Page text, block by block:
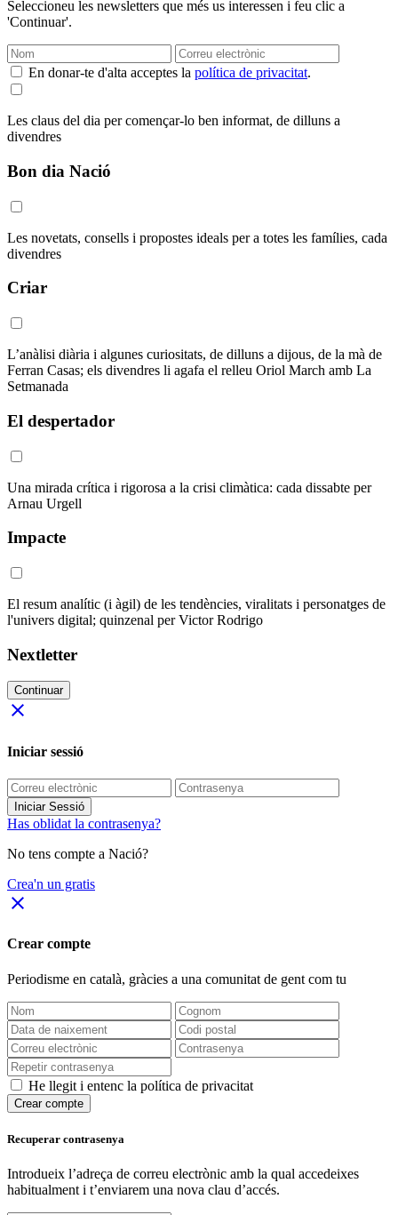
Seleccioneu les newsletters que més us interessen i feu clic a
'Continuar'.
En donar-te d'alta acceptes la política de privacitat.
Les claus del dia per començar-lo ben informat, de dilluns a
divendres
Bon dia Nació
Les novetats, consells i propostes ideals per a totes les famílies, cada
divendres
Criar
L’anàlisi diària i algunes curiositats, de dilluns a dijous, de la mà de
Ferran Casas; els divendres li agafa el relleu Oriol March amb La
Setmanada
El despertador
Una mirada crítica i rigorosa a la crisi climàtica: cada dissabte per
Arnau Urgell
Impacte
El resum analític (i àgil) de les tendències, viralitats i personatges de
l'univers digital; quinzenal per Victor Rodrigo
Nextletter
Continuar
close
Iniciar sessió
Iniciar Sessió
Has oblidat la contrasenya?
No tens compte a Nació?
Crea'n un gratis
close
Crear compte
Periodisme en català, gràcies a una comunitat de gent com tu
He llegit i entenc la política de privacitat
Crear compte
Recuperar contrasenya
Introdueix l’adreça de correu electrònic amb la qual accedeixes
habitualment i t’enviarem una nova clau d’accés.